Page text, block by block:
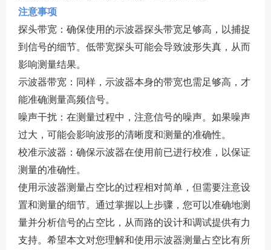
注意事项
探头带宽：确保使用的示波器探头带宽足够高，以捕捉
到信号的细节。低带宽探头可能会导致波形失真，从而
影响测量结果。
示波器带宽：同样，示波器本身的带宽也需足够高，才
能准确测量高频信号。
噪声干扰：在测量过程中，注意信号的噪声。如果噪声
过大，可能会影响波形的清晰度和测量的准确性。
校准示波器：确保示波器在使用前已进行校准，以保证
测量的准确性。
使用示波器测量占空比的过程相对简单，但需要注意设
置和测量的细节。通过掌握以上步骤，您可以准确地测
量并分析信号的占空比，从而路的设计和调试提供有力
支持。希望本文对您理解和使用示波器测量占空比有所